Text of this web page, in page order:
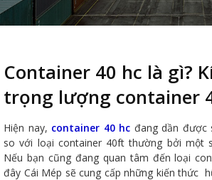
Container 40 hc là gì?
trọng lượng container
Hiện nay, container 40 hc đang dần được
so với loại container 40ft thường bởi một
Nếu bạn cũng đang quan tâm đến loại
đây Cái Mép sẽ cung cấp những kiến thức